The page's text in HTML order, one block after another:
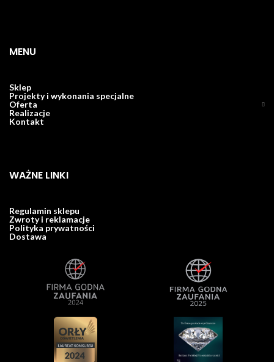
MENU
Sklep
Projekty i wykonania specjalne
Oferta
Realizacje
Kontakt
WAŻNE LINKI
Regulamin sklepu
Zwroty i reklamacje
Polityka prywatności
Dostawa